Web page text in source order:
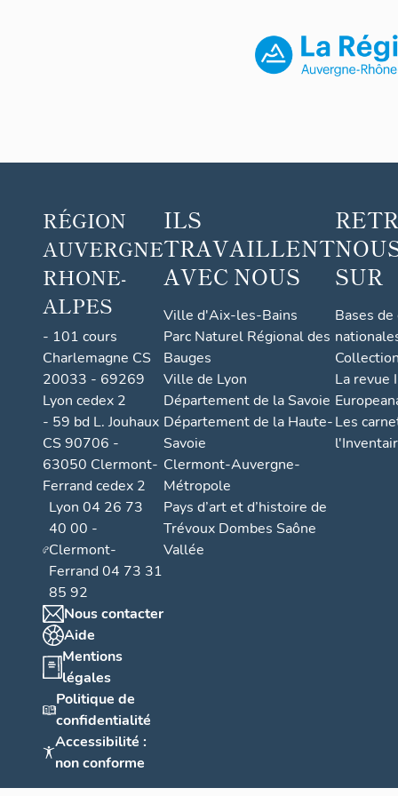
n
t
c
t
é,
d
it
l
s
s
m
n
t
RÉGION
AUVERGNE
RHONE-
ALPES
- 101 cours
Charlemagne CS
20033 - 69269
Lyon cedex 2
- 59 bd L. Jouhaux
CS 90706 -
63050 Clermont-
Ferrand cedex 2
Lyon 04 26 73
40 00 -
Clermont-
Ferrand 04 73 31
85 92
Nous contacter
Aide
Mentions
légales
Politique de
confidentialité
Accessibilité :
non conforme
ILS
TRAVAILLENT
AVEC NOUS
Ville d'Aix-les-Bains
Parc Naturel Régional des
Bauges
Ville de Lyon
Département de la Savoie
Département de la Haute-
Savoie
Clermont-Auvergne-
Métropole
Pays d’art et d’histoire de
Trévoux Dombes Saône
Vallée
SUR
Bases
La revue
Les